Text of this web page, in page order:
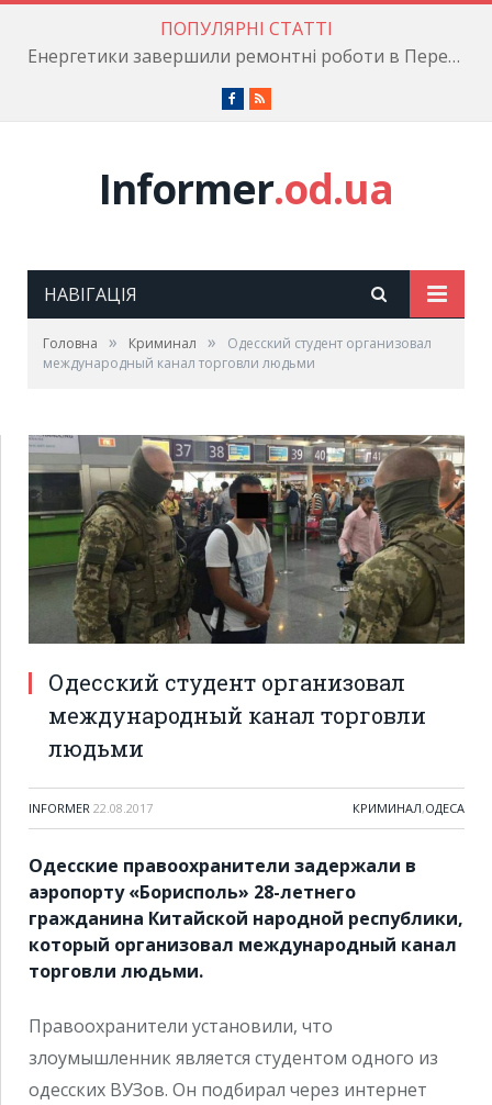
ПОПУЛЯРНІ СТАТТІ
Енергетики завершили ремонтні роботи в Пересипському районі
Facebook
RSS
Informer.od.ua
НАВІГАЦІЯ
Головна » Криминал »
Одесский студент организовал
международный канал торговли людьми
Одесский студент организовал
международный канал торговли
людьми
INFORMER 22.08.2017 КРИМИНАЛ,ОДЕСА
Одесские правоохранители задержали в
аэропорту «Борисполь» 28-летнего
гражданина Китайской народной республики,
который организовал международный канал
торговли людьми.
Правоохранители установили, что
злоумышленник является студентом одного из
одесских ВУЗов. Он подбирал через интернет